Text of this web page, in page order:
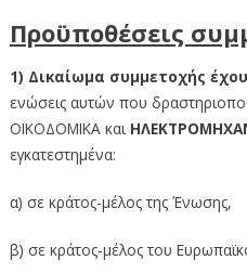
Προϋποθέσεις
1) Δικαίωμα συμμετοχής
ενώσεις αυτών που
ΟΙΚΟΔΟΜΙΚΑ και
εγκατεστημένα:
α) σε κράτος-μέλος της Ένωσης,
β) σε κράτος-μέλος του